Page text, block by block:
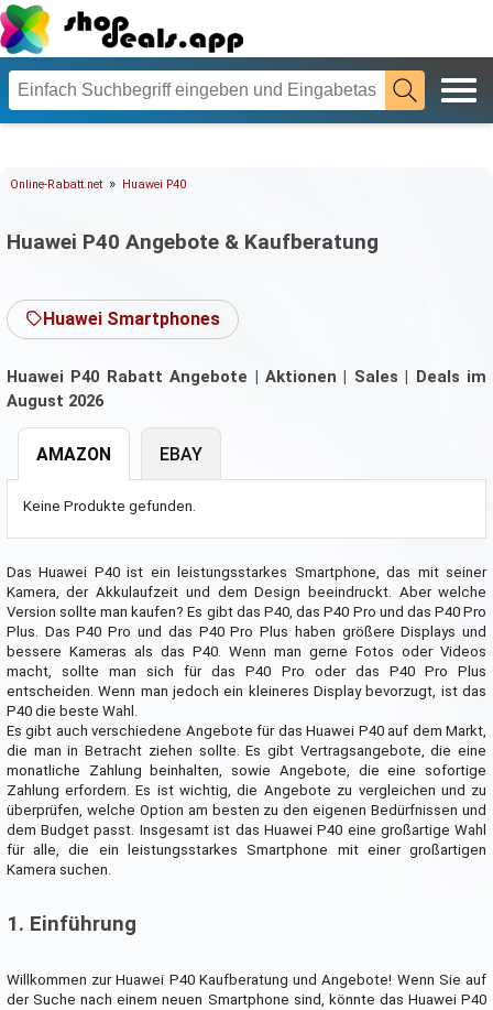
Online-Rabatt.net » Huawei P40
Huawei P40 Angebote & Kaufberatung
Huawei Smartphones
Huawei P40 Rabatt Angebote | Aktionen | Sales | Deals im
August 2026
AMAZON
Keine Produkte gefunden.
EBAY
Das Huawei P40 ist ein leistungsstarkes Smartphone, das mit seiner
Kamera, der Akkulaufzeit und dem Design beeindruckt. Aber welche
Version sollte man kaufen? Es gibt das P40, das P40 Pro und das P40 Pro
Plus. Das P40 Pro und das P40 Pro Plus haben größere Displays und
bessere Kameras als das P40. Wenn man gerne Fotos oder Videos
macht, sollte man sich für das P40 Pro oder das P40 Pro Plus
entscheiden. Wenn man jedoch ein kleineres Display bevorzugt, ist das
P40 die beste Wahl.
Es gibt auch verschiedene Angebote für das Huawei P40 auf dem Markt,
die man in Betracht ziehen sollte. Es gibt Vertragsangebote, die eine
monatliche Zahlung beinhalten, sowie Angebote, die eine sofortige
Zahlung erfordern. Es ist wichtig, die Angebote zu vergleichen und zu
überprüfen, welche Option am besten zu den eigenen Bedürfnissen und
dem Budget passt. Insgesamt ist das Huawei P40 eine großartige Wahl
für alle, die ein leistungsstarkes Smartphone mit einer großartigen
Kamera suchen.
1. Einführung
Willkommen zur Huawei P40 Kaufberatung und Angebote! Wenn Sie auf
der Suche nach einem neuen Smartphone sind, könnte das Huawei P40